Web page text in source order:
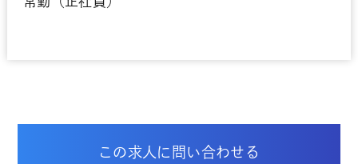
この求人に問い合わせる